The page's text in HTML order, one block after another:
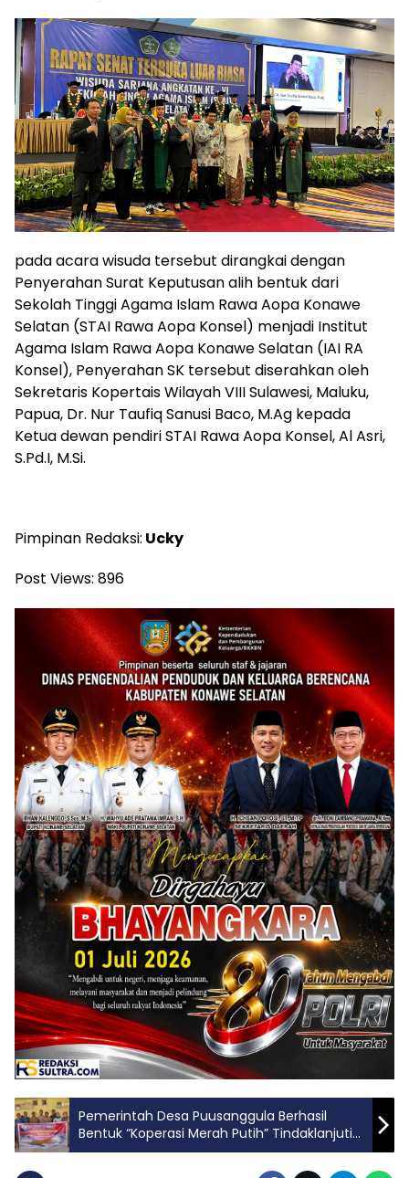
pada acara wisuda tersebut dirangkai dengan
Penyerahan Surat Keputusan alih bentuk dari
Sekolah Tinggi Agama Islam Rawa Aopa Konawe
Selatan (STAI Rawa Aopa Konsel) menjadi Institut
Agama Islam Rawa Aopa Konawe Selatan (IAI RA
Konsel), Penyerahan SK tersebut diserahkan oleh
Sekretaris Kopertais Wilayah VIII Sulawesi, Maluku,
Papua, Dr. Nur Taufiq Sanusi Baco, M.Ag kepada
Ketua dewan pendiri STAI Rawa Aopa Konsel, Al Asri,
S.Pd.I, M.Si.
Pimpinan Redaksi: Ucky
Post Views: 896
Pemerintah Desa Puusanggula Berhasil
Bentuk “Koperasi Merah Putih” Tindaklanjuti
Instruksi Presiden Prabowo